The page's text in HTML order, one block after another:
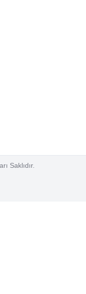
Saklıdır.